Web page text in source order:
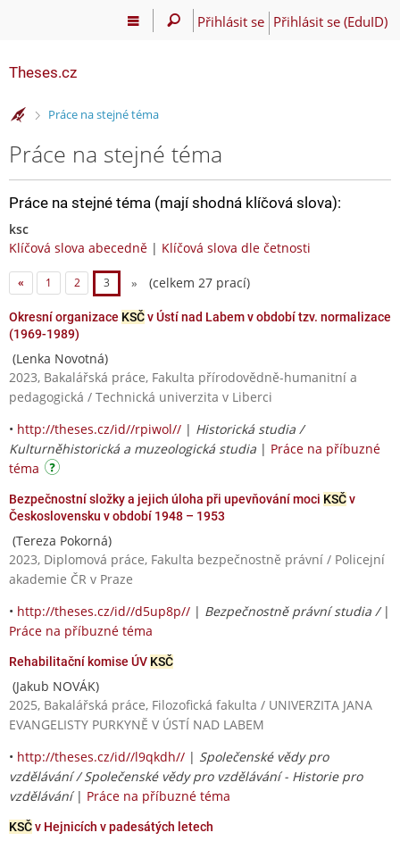
Přihlásit se Přihlásit se (EduID)
Theses.cz
>Práce na stejné téma
Práce na stejné téma
Práce na stejné téma (mají shodná klíčová slova):
ksc
Klíčová slova abecedně | Klíčová slova dle četnosti
« 1 2 3 » (celkem 27 prací)
Okresní organizace KSČv Ústí nad Labem v období tzv. normalizace
(1969-1989)
(Lenka Novotná)
2023, Bakalářská práce, Fakulta přírodovědně-humanitní a
pedagogická / Technická univerzita v Liberci
• http://theses.cz/id//rpiwol// | Historická studia /
Kulturněhistorická a muzeologická studia | Práce na příbuzné
téma
Bezpečnostní složky a jejich úloha při upevňování moci KSČv
Československu v období 1948 – 1953
(Tereza Pokorná)
2023, Diplomová práce, Fakulta bezpečnostně právní / Policejní
akademie ČR v Praze
• http://theses.cz/id//d5up8p// | Bezpečnostně právní studia / |
Práce na příbuzné téma
Rehabilitační komise ÚV KSČ
(Jakub NOVÁK)
2025, Bakalářská práce, Filozofická fakulta / UNIVERZITA JANA
EVANGELISTY PURKYNĚ V ÚSTÍ NAD LABEM
• http://theses.cz/id//l9qkdh// | Společenské vědy pro
vzdělávání / Společenské vědy pro vzdělávání - Historie pro
vzdělávání| Práce na příbuzné téma
KSČv Hejnicích v padesátých letech